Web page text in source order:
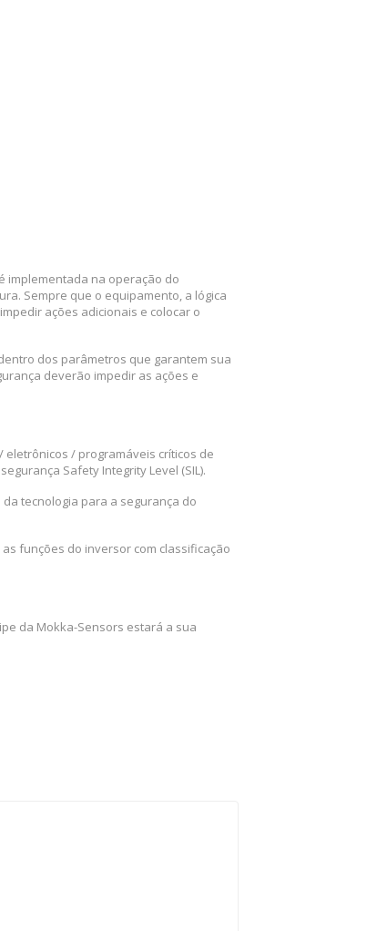
implementada na operação do
Sempre que o equipamento, a lógica
ações adicionais e colocar o
dos parâmetros que garantem sua
deverão impedir as ações e
/ programáveis ​​críticos de
Safety Integrity Level (SIL).
tecnologia para a segurança do
funções do inversor com classificação
da Mokka-Sensors estará a sua